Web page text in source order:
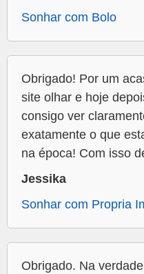
Sonhar com Bolo
Obrigado! Por um
site olhar e hoje
consigo ver
exatamente o que
na época! Com isso
Jessika
Sonhar com Propria
Obrigado. Na